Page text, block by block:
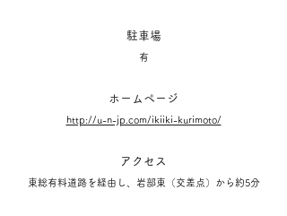
駐車場
有
ホームページ
http://u-n-jp.com/ikiiki-kurimoto/
アクセス
東総有料道路を経由し、岩部東（交差点）から約5分